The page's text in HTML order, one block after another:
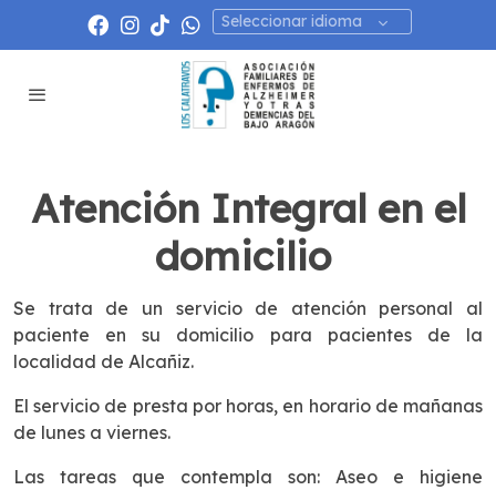
Seleccionar idioma
Atención Integral en el
domicilio
Se trata de un servicio de atención personal al
paciente en su domicilio para pacientes de la
localidad de Alcañiz.
El servicio de presta por horas, en horario de mañanas
de lunes a viernes.
Las tareas que contempla son: Aseo e higiene